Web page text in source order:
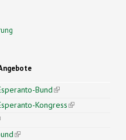
Bund(link is
external)
Kongress(link is
is external)
(link is external)